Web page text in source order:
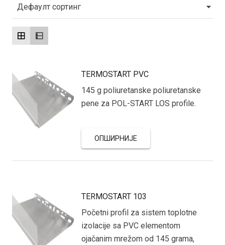
TERMOSTART PVC
145 g poliuretanske poliuretanske
pene za POL-START LOS profile.
ОПШИРНИЈЕ
TERMOSTART 103
Početni profil za sistem toplotne
izolacije sa PVC elementom
ojačanim mrežom od 145 grama,